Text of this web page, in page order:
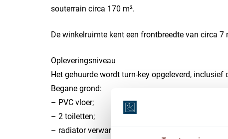
souterrain circa 170 m².
De winkelruimte kent een frontbreedte van circa 7
Opleveringsniveau
Het gehuurde wordt turn-key opgeleverd, inclusief
Begane grond:
– PVC vloer;
– 2 toiletten;
– radiator verwarming;